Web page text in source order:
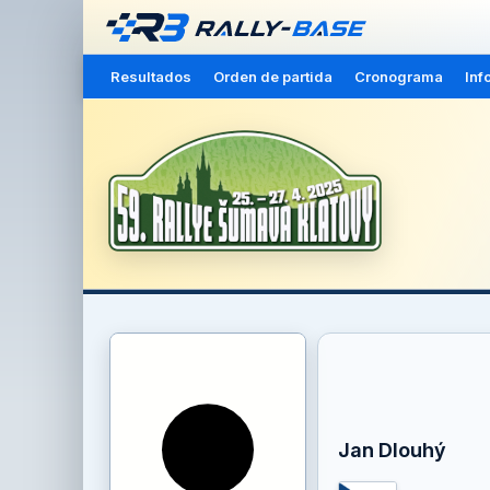
Resultados Orden de partida Cronograma
Jan Dlouhý